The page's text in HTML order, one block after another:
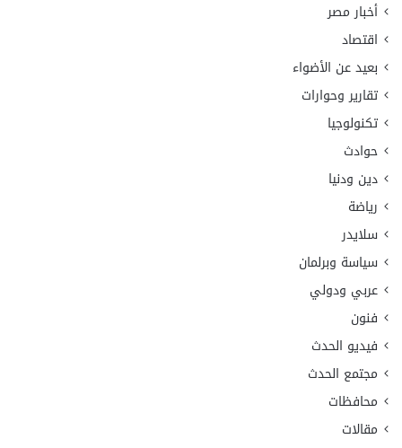
أخبار مصر
اقتصاد
بعيد عن الأضواء
تقارير وحوارات
تكنولوجيا
حوادث
دين ودنيا
رياضة
سلايدر
سياسة وبرلمان
عربي ودولي
فنون
فيديو الحدث
مجتمع الحدث
محافظات
مقالات